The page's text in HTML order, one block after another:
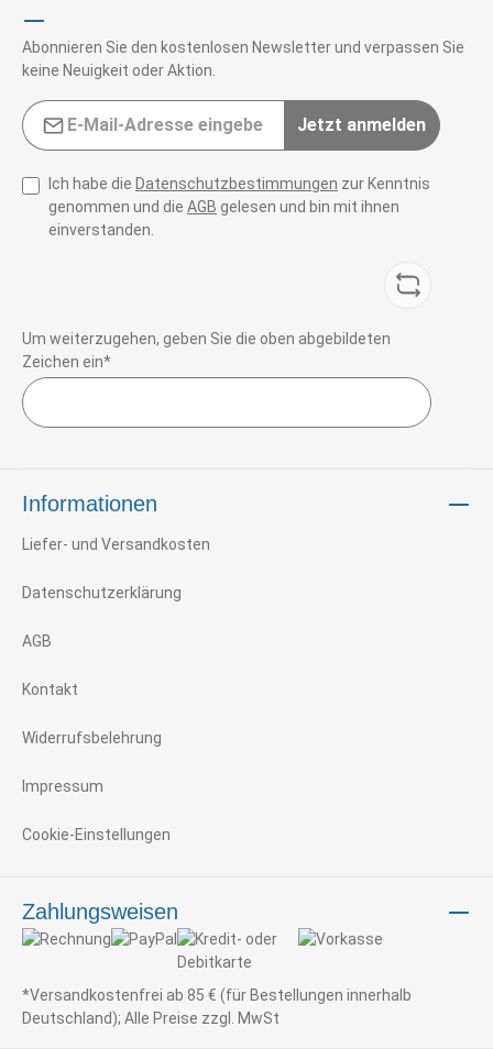
Abonnieren Sie den kostenlosen Newsletter und verpassen Sie
keine Neuigkeit oder Aktion.
E-Mail-Adresse*
Jetzt anmelden
Ich habe die Datenschutzbestimmungen zur Kenntnis
genommen und die AGB gelesen und bin mit ihnen
einverstanden.
Um weiterzugehen, geben Sie die oben abgebildeten
Zeichen ein*
Informationen
Liefer- und Versandkosten
Datenschutzerklärung
AGB
Kontakt
Widerrufsbelehrung
Impressum
Cookie-Einstellungen
Zahlungsweisen
*Versandkostenfrei ab 85 € (für Bestellungen innerhalb
Deutschland); Alle Preise zzgl. MwSt